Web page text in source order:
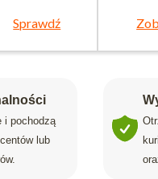
Sprawdź
i pochodzą
lub